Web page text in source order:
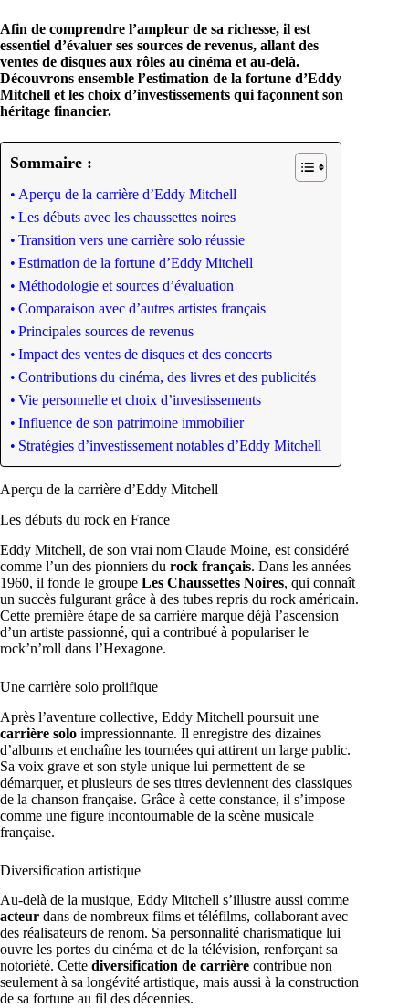
Afin de comprendre l’ampleur de sa richesse, il est
essentiel d’évaluer ses sources de revenus, allant des
ventes de disques aux rôles au cinéma et au-delà.
Découvrons ensemble l’estimation de la fortune d’Eddy
Mitchell et les choix d’investissements qui façonnent son
héritage financier.
Sommaire :
Aperçu de la carrière d’Eddy Mitchell
Les débuts avec les chaussettes noires
Transition vers une carrière solo réussie
Estimation de la fortune d’Eddy Mitchell
Méthodologie et sources d’évaluation
Comparaison avec d’autres artistes français
Principales sources de revenus
Impact des ventes de disques et des concerts
Contributions du cinéma, des livres et des publicités
Vie personnelle et choix d’investissements
Influence de son patrimoine immobilier
Stratégies d’investissement notables d’Eddy Mitchell
Aperçu de la carrière d’Eddy Mitchell
Les débuts du rock en France
Eddy Mitchell, de son vrai nom Claude Moine, est considéré
comme l’un des pionniers du rock français. Dans les années
1960, il fonde le groupe Les Chaussettes Noires, qui connaît
un succès fulgurant grâce à des tubes repris du rock américain.
Cette première étape de sa carrière marque déjà l’ascension
d’un artiste passionné, qui a contribué à populariser le
rock’n’roll dans l’Hexagone.
Une carrière solo prolifique
Après l’aventure collective, Eddy Mitchell poursuit une
carrière solo impressionnante. Il enregistre des dizaines
d’albums et enchaîne les tournées qui attirent un large public.
Sa voix grave et son style unique lui permettent de se
démarquer, et plusieurs de ses titres deviennent des classiques
de la chanson française. Grâce à cette constance, il s’impose
comme une figure incontournable de la scène musicale
française.
Diversification artistique
Au-delà de la musique, Eddy Mitchell s’illustre aussi comme
acteur dans de nombreux films et téléfilms, collaborant avec
des réalisateurs de renom. Sa personnalité charismatique lui
ouvre les portes du cinéma et de la télévision, renforçant sa
notoriété. Cette diversification de carrière contribue non
seulement à sa longévité artistique, mais aussi à la construction
de sa fortune au fil des décennies.